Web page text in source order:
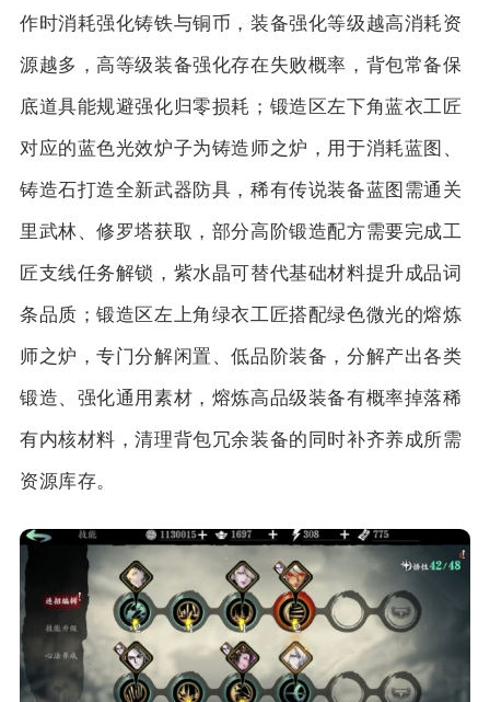
作时消耗强化铸铁与铜币，装备强化等级越高消耗资
源越多，高等级装备强化存在失败概率，背包常备保
底道具能规避强化归零损耗；锻造区左下角蓝衣工匠
对应的蓝色光效炉子为铸造师之炉，用于消耗蓝图、
铸造石打造全新武器防具，稀有传说装备蓝图需通关
里武林、修罗塔获取，部分高阶锻造配方需要完成工
匠支线任务解锁，紫水晶可替代基础材料提升成品词
条品质；锻造区左上角绿衣工匠搭配绿色微光的熔炼
师之炉，专门分解闲置、低品阶装备，分解产出各类
锻造、强化通用素材，熔炼高品级装备有概率掉落稀
有内核材料，清理背包冗余装备的同时补齐养成所需
资源库存。